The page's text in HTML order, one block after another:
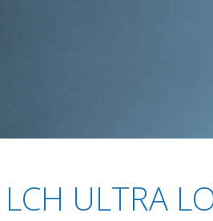
ULTRA